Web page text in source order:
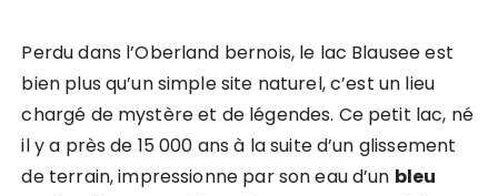
Perdu dans l’Oberland bernois, le lac Blausee est
bien plus qu’un simple site naturel, c’est un lieu
chargé de mystère et de légendes. Ce petit lac, né
il y a près de 15 000 ans à la suite d’un glissement
de terrain, impressionne par son eau d’un bleu